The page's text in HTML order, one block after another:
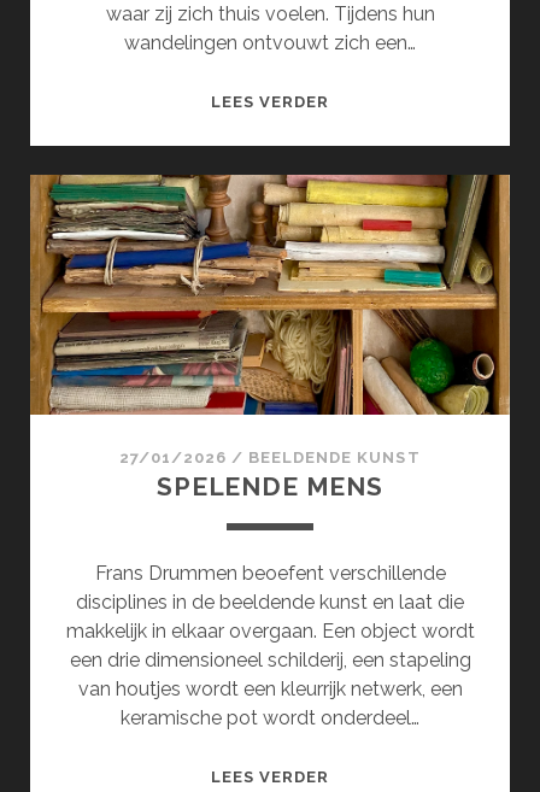
waar zij zich thuis voelen. Tijdens hun
wandelingen ontvouwt zich een…
LEES VERDER
BOMEN
27/01/2026 / BEELDENDE KUNST
SPELENDE MENS
Frans Drummen beoefent verschillende
disciplines in de beeldende kunst en laat die
makkelijk in elkaar overgaan. Een object wordt
een drie dimensioneel schilderij, een stapeling
van houtjes wordt een kleurrijk netwerk, een
keramische pot wordt onderdeel…
LEES VERDER